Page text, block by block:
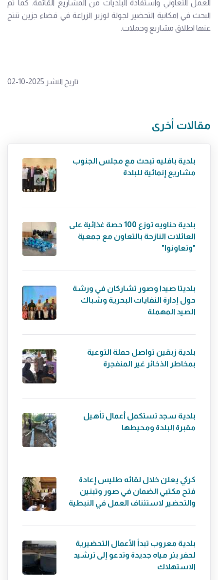
العمل التعاوني واستفادة البلديات من المشاريع القائمة. كما تم
البحث في امكانية التحضير لجولة لوزير الزراعة في قضاء جزين تنتج
عنها اطلاق مشاريع وحملات.
تاريخ النشر:2025-10-02
مقالات أخرى
بلدية بافليه تبحث مع مجلس الجنوب
مشاريع إنمائية للبلدة
بلدية حناويه توزع 100 حصة غذائية على
العائلات النازحة بالتعاون مع جمعية
"وتعاونوا"
بلديتا صيدا وصور تشاركان في ورشة
حول إدارة النفايات البحرية وشباك
الصيد المهملة
بلدية زبقين تواصل حملة التوعية
بمخاطر الذخائر غير المنفجرة
بلدية سجد تستكمل أعمال تأهيل
مقبرة البلدة ومحيطها
كركي يعلن خلال لقائه طليس إعادة
فتح مكتبي الضمان في صور وتبنين
والتحضير لاستئناف العمل في النبطية
بلدية معروب تبدأ الأعمال التحضيرية
لحفر بئر مياه جديدة وتدعو إلى ترشيد
الاستهلاك